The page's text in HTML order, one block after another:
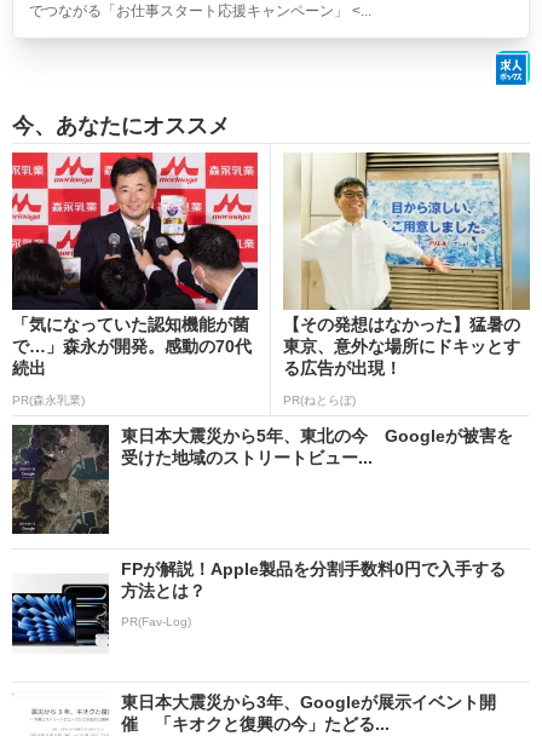
でつながる「お仕事スタート応援キャンペーン」 <...
今、あなたにオススメ
「気になっていた認知機能が菌
で…」森永が開発。感動の70代
続出
PR(森永乳業)
【その発想はなかった】猛暑の
東京、意外な場所にドキッとす
る広告が出現！
PR(ねとらぼ)
東日本大震災から5年、東北の今 Googleが被害を
受けた地域のストリートビュー...
FPが解説！Apple製品を分割手数料0円で入手する
方法とは？
PR(Fav-Log)
東日本大震災から3年、Googleが展示イベント開
催 「キオクと復興の今」たどる...